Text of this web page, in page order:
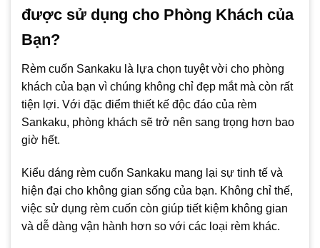
được sử dụng cho Phòng Khách của
Bạn?
Rèm cuốn Sankaku là lựa chọn tuyệt vời cho phòng
khách của bạn vì chúng không chỉ đẹp mắt mà còn rất
tiện lợi. Với đặc điểm thiết kế độc đáo của rèm
Sankaku, phòng khách sẽ trở nên sang trọng hơn bao
giờ hết.
Kiểu dáng rèm cuốn Sankaku mang lại sự tinh tế và
hiện đại cho không gian sống của bạn. Không chỉ thế,
việc sử dụng rèm cuốn còn giúp tiết kiệm không gian
và dễ dàng vận hành hơn so với các loại rèm khác.